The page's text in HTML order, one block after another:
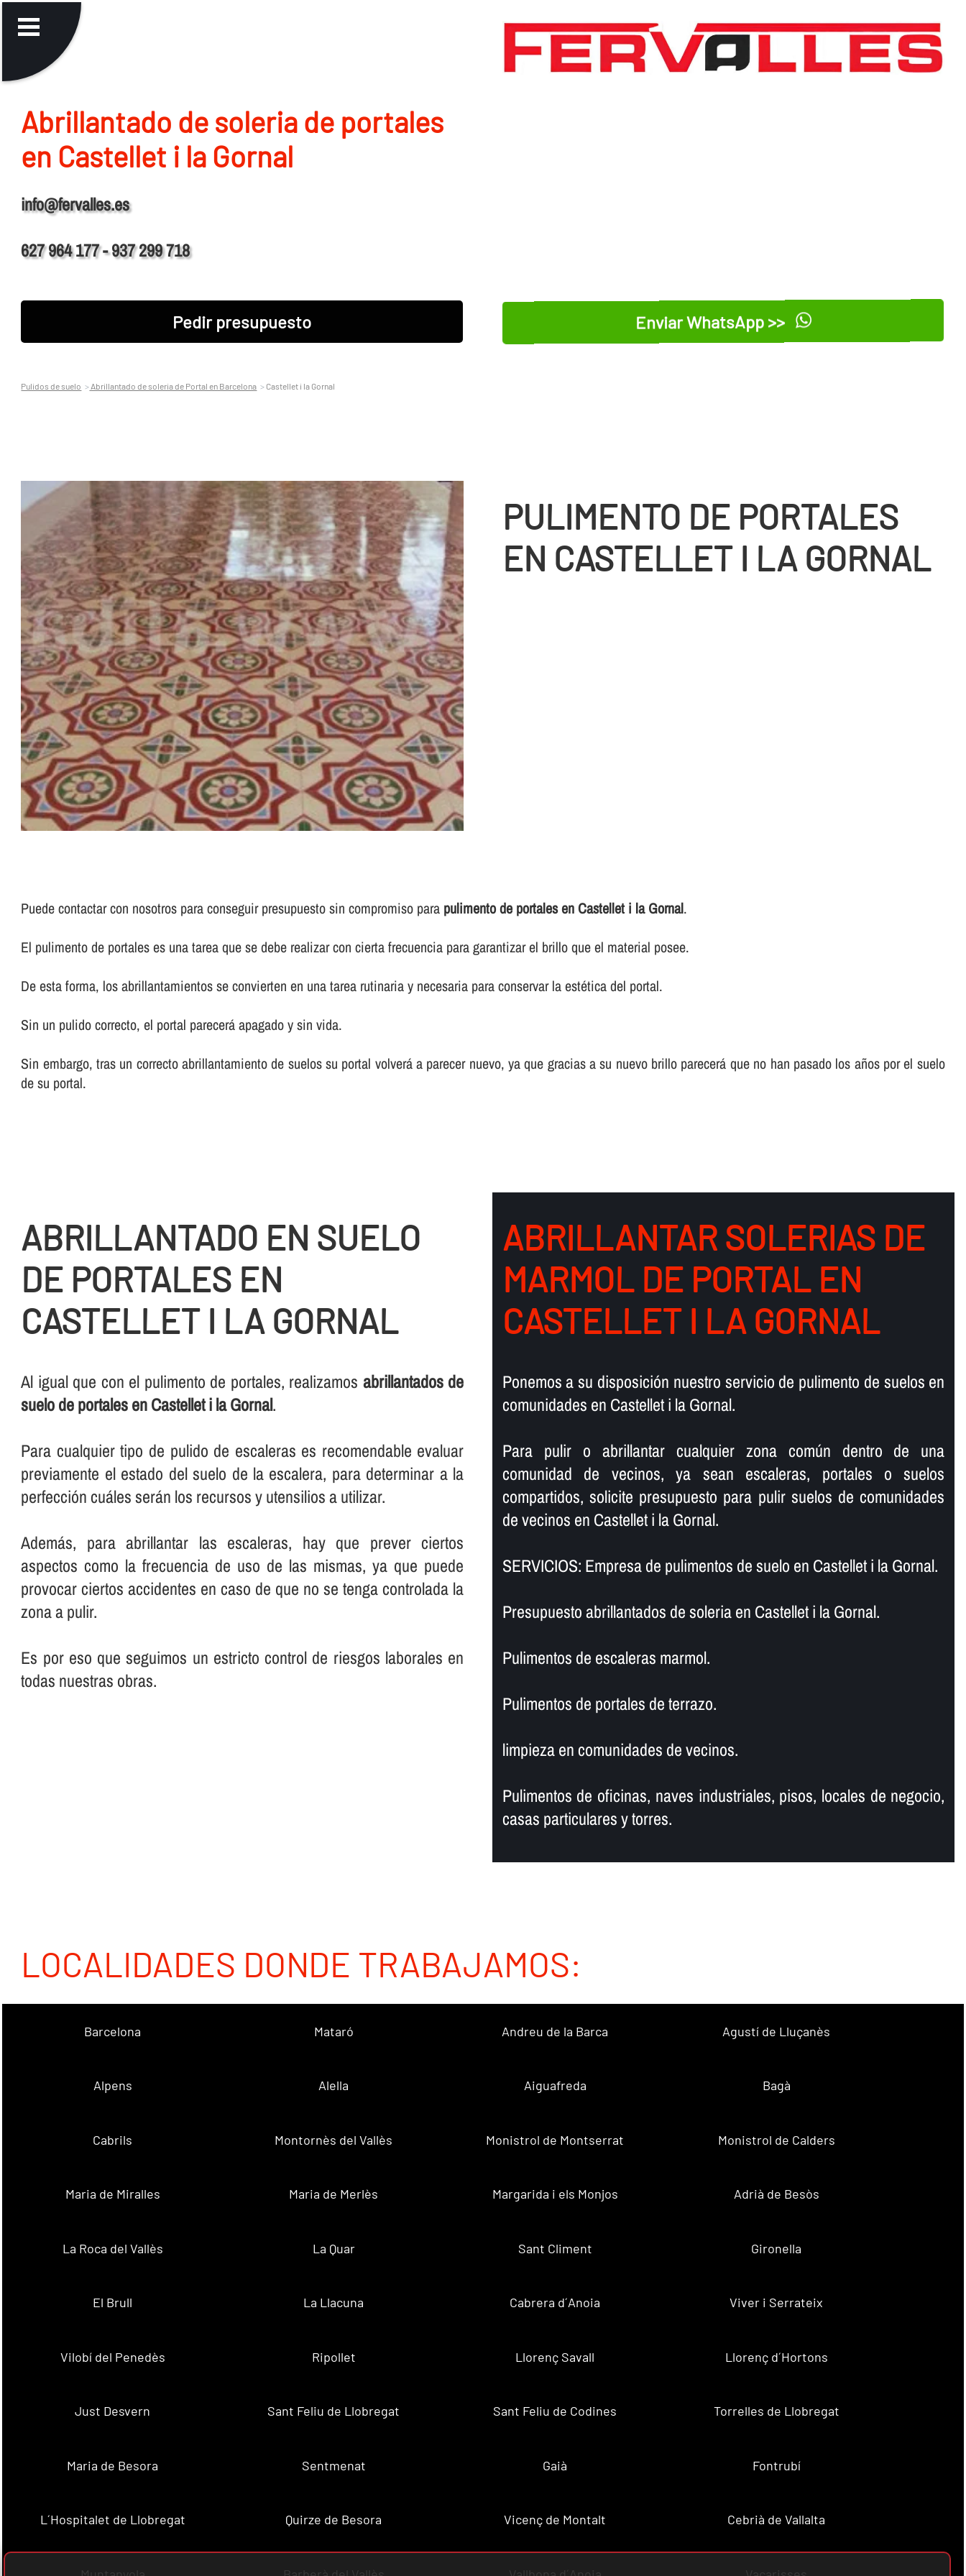
Abrillantado de soleria de portales
en Castellet i la Gornal
info@fervalles.es
627 964 177 - 937 299 718
Pedir presupuesto Enviar WhatsApp >>
Pulidos de suelo Abrillantado de soleria de Portal en Barcelona Castellet i la Gornal
PULIMENTO DE PORTALES
EN CASTELLET I LA GORNAL
Puede contactar con nosotros para conseguir presupuesto sin compromiso para pulimento de portales en Castellet i la Gornal.
El pulimento de portales es una tarea que se debe realizar con cierta frecuencia para garantizar el brillo que el material posee.
De esta forma, los abrillantamientos se convierten en una tarea rutinaria y necesaria para conservar la estética del portal.
Sin un pulido correcto, el portal parecerá apagado y sin vida.
Sin embargo, tras un correcto abrillantamiento de suelos su portal volverá a parecer nuevo, ya que gracias a su nuevo brillo parecerá que no han pasado los años por el suelo
de su portal.
ABRILLANTADO EN SUELO
DE PORTALES EN
CASTELLET I LA GORNAL
Al igual que con el pulimento de portales, realizamos abrillantados de
suelo de portales en Castellet i la Gornal.
Para cualquier tipo de pulido de escaleras es recomendable evaluar
previamente el estado del suelo de la escalera, para determinar a la
perfección cuáles serán los recursos y utensilios a utilizar.
Además, para abrillantar las escaleras, hay que prever ciertos
aspectos como la frecuencia de uso de las mismas, ya que puede
provocar ciertos accidentes en caso de que no se tenga controlada la
zona a pulir.
Es por eso que seguimos un estricto control de riesgos laborales en
todas nuestras obras.
ABRILLANTAR SOLERIAS DE
MARMOL DE PORTAL EN
CASTELLET I LA GORNAL
Ponemos a su disposición nuestro servicio de pulimento de suelos en
comunidades en Castellet i la Gornal.
Para pulir o abrillantar cualquier zona común dentro de una
comunidad de vecinos, ya sean escaleras, portales o suelos
compartidos, solicite presupuesto para pulir suelos de comunidades
de vecinos en Castellet i la Gornal.
SERVICIOS: Empresa de pulimentos de suelo en Castellet i la Gornal.
Presupuesto abrillantados de soleria en Castellet i la Gornal.
Pulimentos de escaleras marmol.
Pulimentos de portales de terrazo.
limpieza en comunidades de vecinos.
Pulimentos de oficinas, naves industriales, pisos, locales de negocio,
casas particulares y torres.
LOCALIDADES DONDE TRABAJAMOS:
Barcelona Mataró Andreu de la Barca Agustí de Lluçanès
Alpens Alella Aiguafreda Bagà
Cabrils Montornès del Vallès Monistrol de Montserrat Monistrol de Calders
Maria de Miralles Maria de Merlès Margarida i els Monjos Adrià de Besòs
La Roca del Vallès La Quar Sant Climent Gironella
El Brull La Llacuna Cabrera d´Anoia Viver i Serrateix
Vilobí del Penedès Ripollet Llorenç Savall Llorenç d´Hortons
Just Desvern Sant Feliu de Llobregat Sant Feliu de Codines Torrelles de Llobregat
Maria de Besora Sentmenat Gaià Fontrubí
L´Hospitalet de Llobregat Quirze de Besora Vicenç de Montalt Cebrià de Vallalta